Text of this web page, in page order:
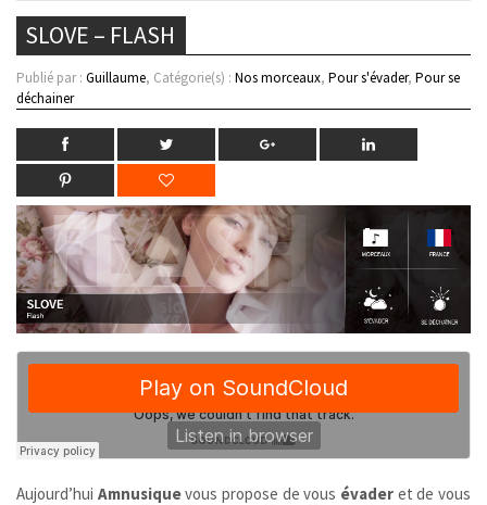
SLOVE – FLASH
Publié par : Guillaume, Catégorie(s) : Nos morceaux, Pour s'évader, Pour se
déchainer
Aujourd’hui Amnusiquevous propose de vous évader et de vous